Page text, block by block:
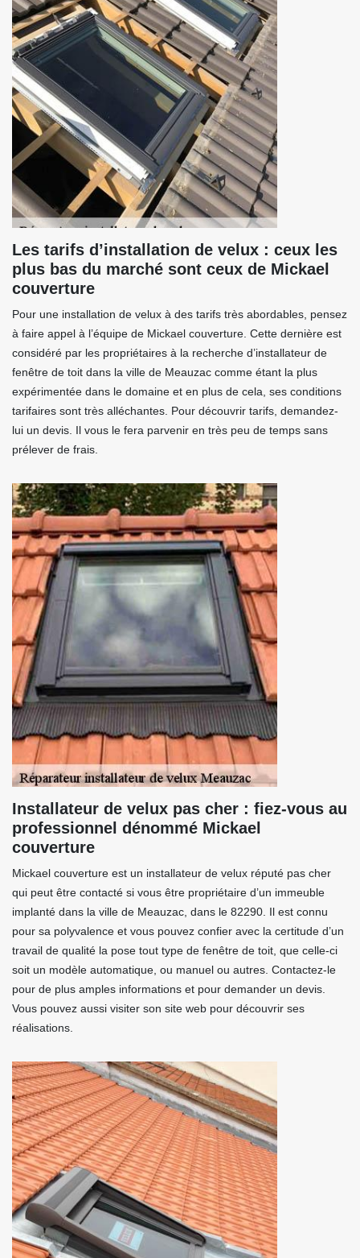
Les tarifs d’installation de velux : ceux les
plus bas du marché sont ceux de Mickael
couverture
Pour une installation de velux à des tarifs très abordables, pensez
à faire appel à l’équipe de Mickael couverture. Cette dernière est
considéré par les propriétaires à la recherche d’installateur de
fenêtre de toit dans la ville de Meauzac comme étant la plus
expérimentée dans le domaine et en plus de cela, ses conditions
tarifaires sont très alléchantes. Pour découvrir tarifs, demandez-
lui un devis. Il vous le fera parvenir en très peu de temps sans
prélever de frais.
Installateur de velux pas cher : fiez-vous au
professionnel dénommé Mickael
couverture
Mickael couverture est un installateur de velux réputé pas cher
qui peut être contacté si vous être propriétaire d’un immeuble
implanté dans la ville de Meauzac, dans le 82290. Il est connu
pour sa polyvalence et vous pouvez confier avec la certitude d’un
travail de qualité la pose tout type de fenêtre de toit, que celle-ci
soit un modèle automatique, ou manuel ou autres. Contactez-le
pour de plus amples informations et pour demander un devis.
Vous pouvez aussi visiter son site web pour découvrir ses
réalisations.